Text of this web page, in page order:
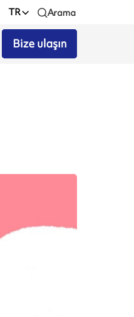
TR Arama
Bize ulaşın